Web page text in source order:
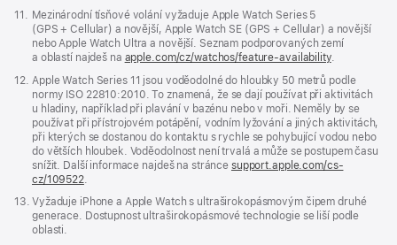
v novém
okně)
Poznámka
11. Mezinárodní tísňové volání vyžaduje Apple Watch Series 5
(GPS + Cellular) a novější, Apple Watch SE (GPS + Cellular) a novější
nebo Apple Watch Ultra a novější. Seznam podporovaných zemí
a oblastí najdeš na apple.com/cz/watchos/feature-availability.
Poznámka
12. Apple Watch Series 11 jsou voděodolné do hloubky 50 metrů podle
normy ISO 22810:2010. To znamená, že se dají používat při aktivitách
u hladiny, například při plavání v bazénu nebo v moři. Neměly by se
používat při přístrojovém potápění, vodním lyžování a jiných aktivitách,
při kterých se dostanou do kontaktu s rychle se pohybující vodou nebo
do větších hloubek. Voděodolnost není trvalá a může se postupem času
snížit. Další informace najdeš na stránce support.apple.com/cs-
cz/109522.
Poznámka
13. Vyžaduje iPhone a Apple Watch s ultraširokopásmovým čipem druhé
generace. Dostupnost ultraširokopásmové technologie se liší podle
oblasti.